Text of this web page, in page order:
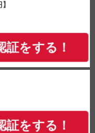
証をする！
証をする！